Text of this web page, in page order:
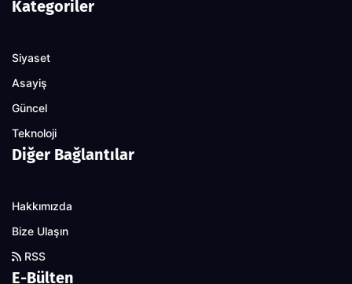
Kategoriler
Siyaset
Asayiş
Güncel
Teknoloji
Diğer Bağlantılar
Hakkımızda
Bize Ulaşın
RSS
E-Bülten